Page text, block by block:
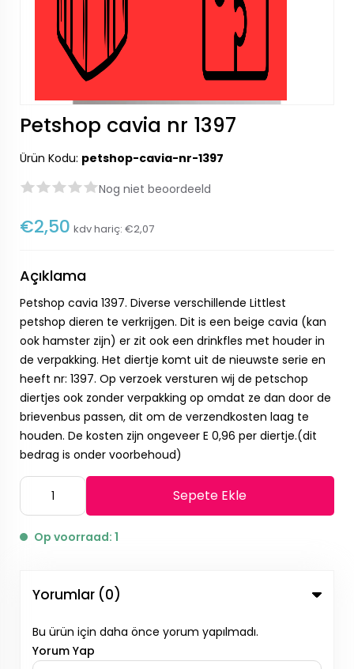
Petshop cavia nr 1397
Ürün Kodu: petshop-cavia-nr-1397
Nog niet beoordeeld
€2,50 kdv hariç: €2,07
Açıklama
Petshop cavia 1397. Diverse verschillende Littlest
petshop dieren te verkrijgen. Dit is een beige cavia (kan
ook hamster zijn) er zit ook een drinkfles met houder in
de verpakking. Het diertje komt uit de nieuwste serie en
heeft nr: 1397. Op verzoek versturen wij de petschop
diertjes ook zonder verpakking op omdat ze dan door de
brievenbus passen, dit om de verzendkosten laag te
houden. De kosten zijn ongeveer E 0,96 per diertje.(dit
bedrag is onder voorbehoud)
Sepete Ekle
Op voorraad: 1
Yorumlar (0)
Bu ürün için daha önce yorum yapılmadı.
Yorum Yap